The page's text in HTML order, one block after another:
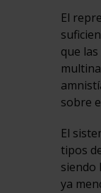
El
que
sobre
El
tipos
siendo
ya